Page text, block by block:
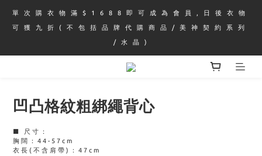
單 次 購 衣 物 滿 $ 1 6 8 8 即 可 成 為 會 員 , 日 後 衣 物
可 獲 九 折 ( 不 包 括 品 牌 代 購 商 品 / 美 神 契 約 系 列
/ 水 晶 )
凹凸格紋粗綁繩背心
■ 尺寸：
胸闊：44-57cm
衣長(不含肩帶)：47cm